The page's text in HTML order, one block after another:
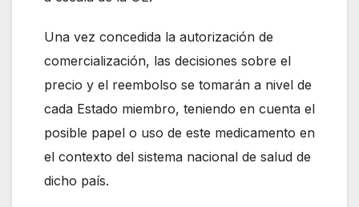
Una vez concedida la autorización de
comercialización, las decisiones sobre el
precio y el reembolso se tomarán a nivel de
cada Estado miembro, teniendo en cuenta el
posible papel o uso de este medicamento en
el contexto del sistema nacional de salud de
dicho país.